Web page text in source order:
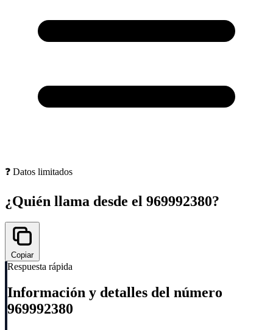
❓ Datos limitados
¿Quién llama desde el 969992380?
Copiar
Respuesta rápida
Información y detalles del número
969992380